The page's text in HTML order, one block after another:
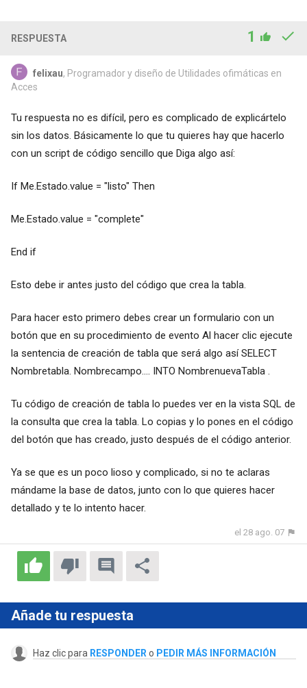
RESPUESTA 1
felixau, Programador y diseño de Utilidades ofimáticas en
Acces
Tu respuesta no es difícil, pero es complicado de explicártelo
sin los datos. Básicamente lo que tu quieres hay que hacerlo
con un script de código sencillo que Diga algo así:
If Me.Estado.value = "listo" Then
Me.Estado.value = "complete"
End if
Esto debe ir antes justo del código que crea la tabla.
Para hacer esto primero debes crear un formulario con un
botón que en su procedimiento de evento Al hacer clic ejecute
la sentencia de creación de tabla que será algo así SELECT
Nombretabla. Nombrecampo.... INTO NombrenuevaTabla .
Tu código de creación de tabla lo puedes ver en la vista SQL de
la consulta que crea la tabla. Lo copias y lo pones en el código
del botón que has creado, justo después de el código anterior.
Ya se que es un poco lioso y complicado, si no te aclaras
mándame la base de datos, junto con lo que quieres hacer
detallado y te lo intento hacer.
el 28 ago. 07
Añade tu respuesta
Haz clic para RESPONDER o PEDIR MÁS INFORMACIÓN